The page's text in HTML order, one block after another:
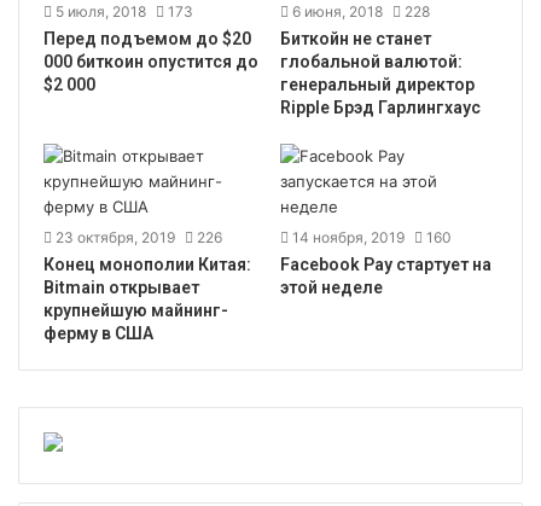
5 июля, 2018 173
Перед подъемом до $20
000 биткоин опустится до
$2 000
6 июня, 2018 228
Биткойн не станет
глобальной валютой:
генеральный директор
Ripple Брэд Гарлингхаус
23 октября, 2019 226
Конец монополии Китая:
Bitmain открывает
крупнейшую майнинг-
ферму в США
14 ноября, 2019 160
Facebook Pay стартует на
этой неделе